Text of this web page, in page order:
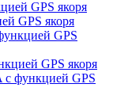
GPS якоря
GPS якоря